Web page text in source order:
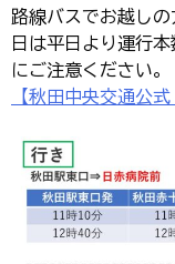
路線バスでお越し
日は平日より運行
にご注意ください。
【秋田中央交通公